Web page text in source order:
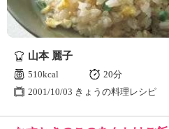
山本 麗子
510kcal
20分
2001/10/03 きょうの料理レシピ